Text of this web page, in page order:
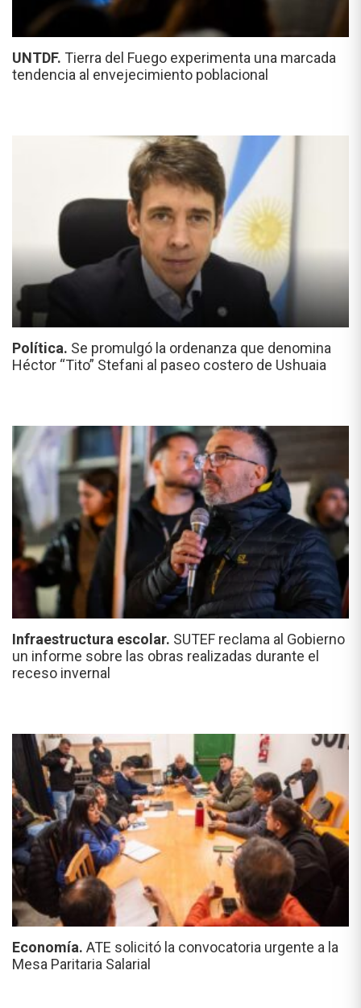
UNTDF. Tierra del Fuego experimenta una marcada
tendencia al envejecimiento poblacional
Política. Se promulgó la ordenanza que denomina
Héctor “Tito” Stefani al paseo costero de Ushuaia
Infraestructura escolar. SUTEF reclama al Gobierno
un informe sobre las obras realizadas durante el
receso invernal
Economía. ATE solicitó la convocatoria urgente a la
Mesa Paritaria Salarial